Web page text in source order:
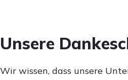
Unsere
Wir wissen, dass unsere